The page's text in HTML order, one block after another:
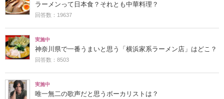
ラーメンって日本食？それとも中華料理？
回答数：19637
実施中
神奈川県で一番うまいと思う「横浜家系ラーメン店」はどこ？
回答数：8503
実施中
唯一無二の歌声だと思うボーカリストは？